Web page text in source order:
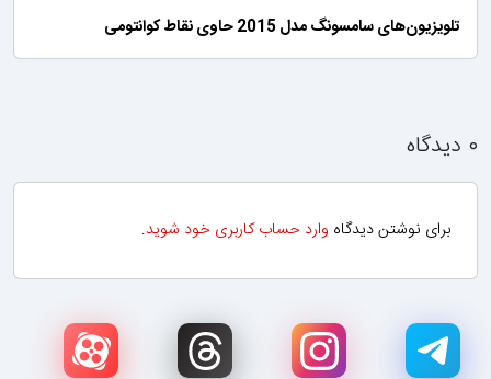
تلویزیون‌های سامسونگ مدل 2015 حاوی نقاط کوانتومی
۰ دیدگاه
برای نوشتن دیدگاه وارد حساب کاربری خود شوید.